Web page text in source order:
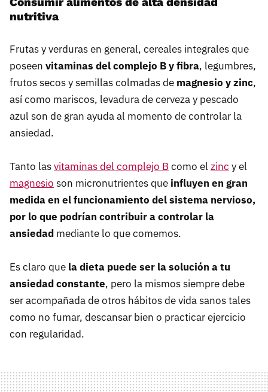
nutritiva
Frutas y verduras en general, cereales integrales que
poseen vitaminas del complejo B y fibra, legumbres,
frutos secos y semillas colmadas de magnesio y zinc,
así como mariscos, levadura de cerveza y pescado
azul son de gran ayuda al momento de controlar la
ansiedad.
Tanto lasvitaminas del complejo B como el zinc y el
magnesio son micronutrientes que influyen en gran
medida en el funcionamiento del sistema nervioso,
por lo que podrían contribuir a controlar la
ansiedad mediante lo que comemos.
Es claro que la dieta puede ser la solución a tu
ansiedad constante, pero la mismos siempre debe
ser acompañada de otros hábitos de vida sanos tales
como no fumar, descansar bien o practicar ejercicio
con regularidad.